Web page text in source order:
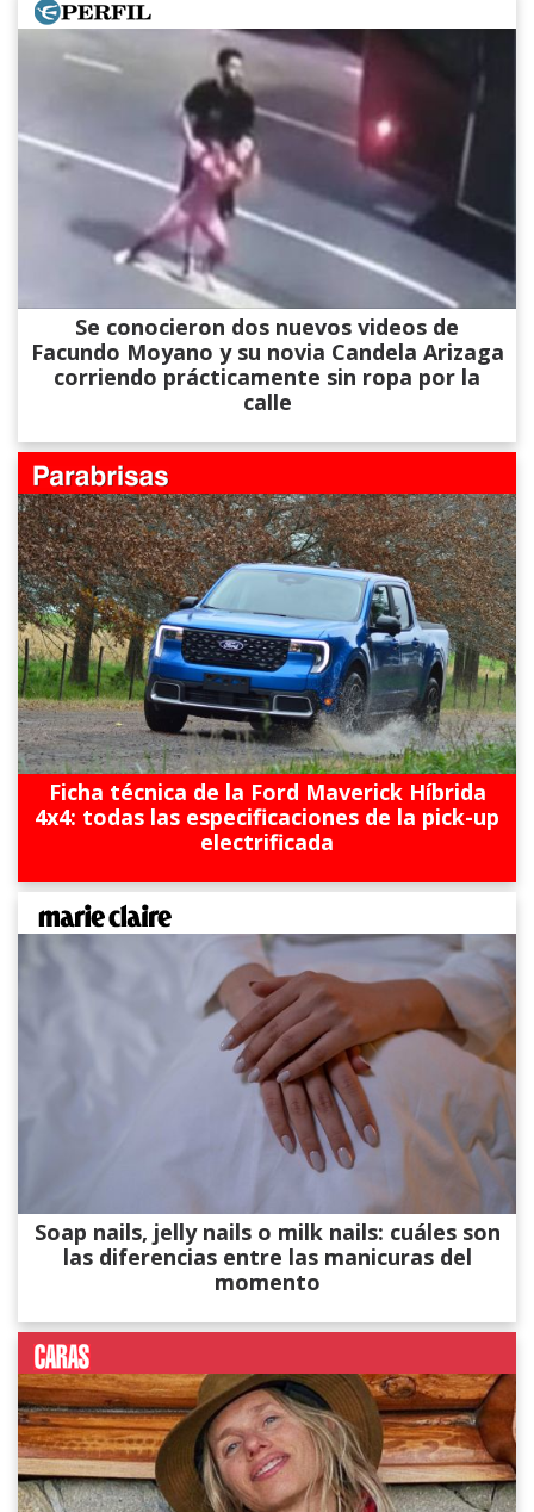
Se conocieron dos nuevos videos de
Facundo Moyano y su novia Candela Arizaga
corriendo prácticamente sin ropa por la
calle
Ficha técnica de la Ford Maverick Híbrida
4x4: todas las especificaciones de la pick-up
electrificada
Soap nails, jelly nails o milk nails: cuáles son
las diferencias entre las manicuras del
momento